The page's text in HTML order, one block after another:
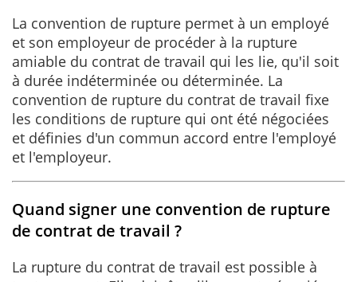
La convention de rupture permet à un employé
et son employeur de procéder à la rupture
amiable du contrat de travail qui les lie, qu'il soit
à durée indéterminée ou déterminée. La
convention de rupture du contrat de travail fixe
les conditions de rupture qui ont été négociées
et définies d'un commun accord entre l'employé
et l'employeur.
Quand signer une convention de rupture
de contrat de travail ?
La rupture du contrat de travail est possible à